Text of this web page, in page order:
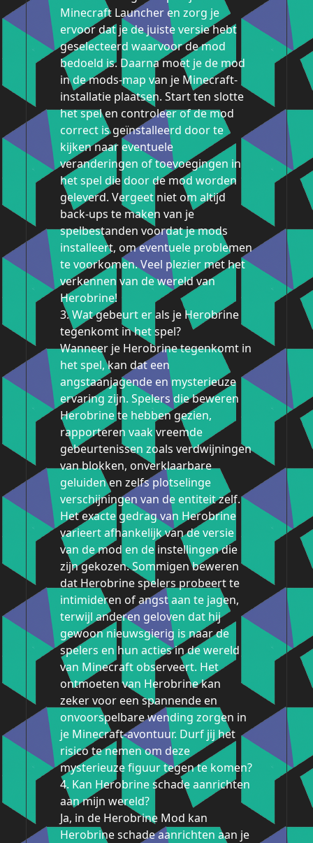
Minecraft Launcher en zorg je
ervoor dat je de juiste versie hebt
geselecteerd waarvoor de mod
bedoeld is. Daarna moet je de mod
in de mods-map van je Minecraft-
installatie plaatsen. Start ten slotte
het spel en controleer of de mod
correct is geïnstalleerd door te
kijken naar eventuele
veranderingen of toevoegingen in
het spel die door de mod worden
geleverd. Vergeet niet om altijd
back-ups te maken van je
spelbestanden voordat je mods
installeert, om eventuele problemen
te voorkomen. Veel plezier met het
verkennen van de wereld van
Herobrine!
3. Wat gebeurt er als je Herobrine
tegenkomt in het spel?
Wanneer je Herobrine tegenkomt in
het spel, kan dat een
angstaanjagende en mysterieuze
ervaring zijn. Spelers die beweren
Herobrine te hebben gezien,
rapporteren vaak vreemde
gebeurtenissen zoals verdwijningen
van blokken, onverklaarbare
geluiden en zelfs plotselinge
verschijningen van de entiteit zelf.
Het exacte gedrag van Herobrine
varieert afhankelijk van de versie
van de mod en de instellingen die
zijn gekozen. Sommigen beweren
dat Herobrine spelers probeert te
intimideren of angst aan te jagen,
terwijl anderen geloven dat hij
gewoon nieuwsgierig is naar de
spelers en hun acties in de wereld
van Minecraft observeert. Het
ontmoeten van Herobrine kan
zeker voor een spannende en
onvoorspelbare wending zorgen in
je Minecraft-avontuur. Durf jij het
risico te nemen om deze
mysterieuze figuur tegen te komen?
4. Kan Herobrine schade aanrichten
aan mijn wereld?
Ja, in de Herobrine Mod kan
Herobrine schade aanrichten aan je